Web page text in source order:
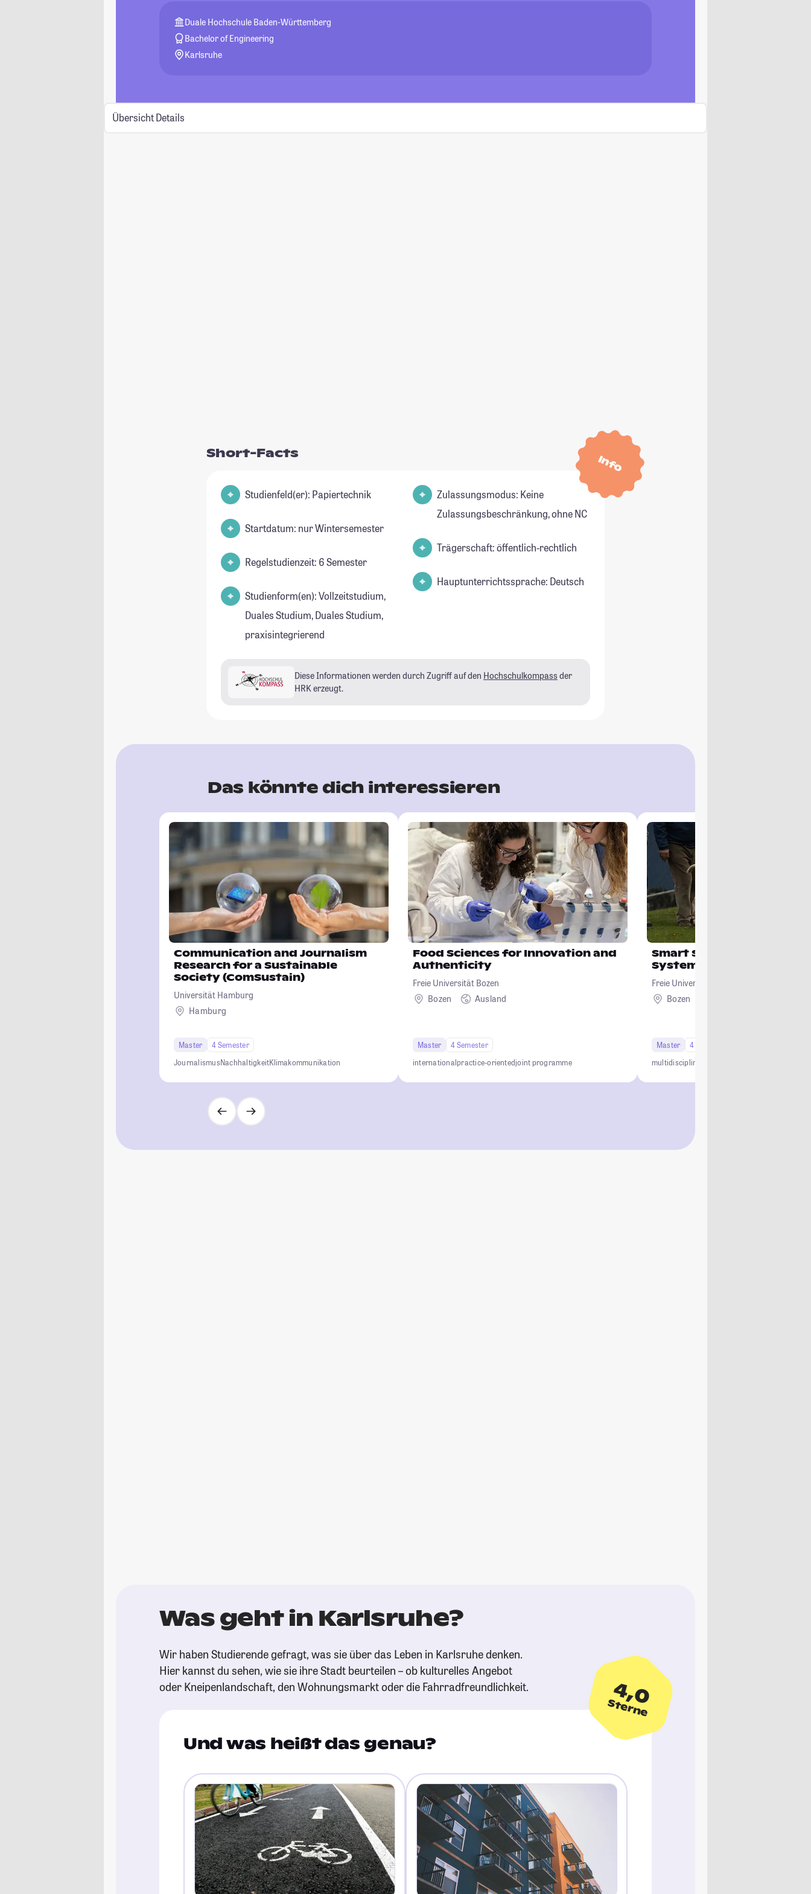
Duale Hochschule Baden-Württemberg
Bachelor of Engineering
Karlsruhe
Übersicht Details
Info
Short-Facts
Studienfeld(er): Papiertechnik
Startdatum: nur Wintersemester
Regelstudienzeit: 6 Semester
Studienform(en): Vollzeitstudium,
Duales Studium, Duales Studium,
praxisintegrierend
Zulassungsmodus: Keine
Zulassungsbeschränkung, ohne NC
Trägerschaft: öffentlich-rechtlich
Hauptunterrichtssprache: Deutsch
Diese Informationen werden durch Zugriff auf den Hochschulkompass der
HRK erzeugt.
Das könnte dich interessieren
Communication and Journalism
Research for a Sustainable
Society (ComSustain)
Universität Hamburg
Hamburg
Master
4 Semester
JournalismusNachhaltigkeitKlimakommunikation
Food Sciences for Innovation and
Authenticity
Freie Universität Bozen
Bozen
Ausland
Master
4 Semester
internationalpractice-orientedjoint programme
Smart Sustainable
Systems in Mountain
Freie Universität Bozen
Bozen
Master
4 Semester
multidisciplinary
Was geht in Karlsruhe?
Wir haben Studierende gefragt, was sie über das Leben in Karlsruhe denken.
Hier kannst du sehen, wie sie ihre Stadt beurteilen – ob kulturelles Angebot
oder Kneipenlandschaft, den Wohnungsmarkt oder die Fahrradfreundlichkeit.
4,0
Sterne
Und was heißt das genau?